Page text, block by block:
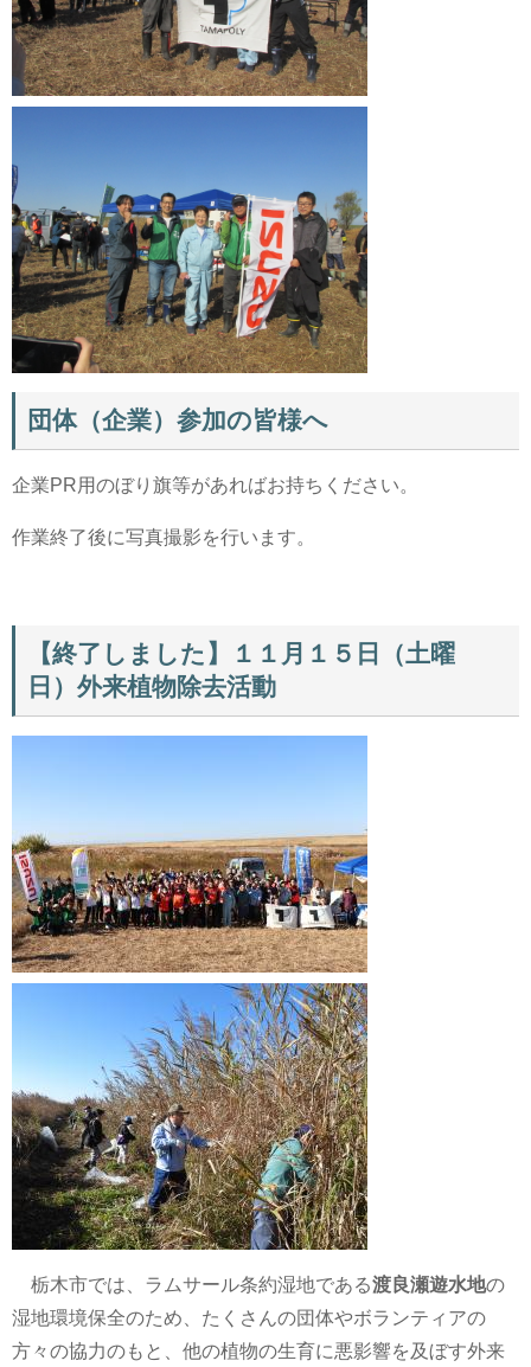
団体（企業）参加の皆様へ
企業PR用のぼり旗等があればお持ちください。
作業終了後に写真撮影を行います。
【終了しました】１１月１５日（土曜
日）外来植物除去活動
栃木市では、ラムサール条約湿地である渡良瀬遊水地の
湿地環境保全のため、たくさんの団体やボランティアの
方々の協力のもと、他の植物の生育に悪影響を及ぼす外来